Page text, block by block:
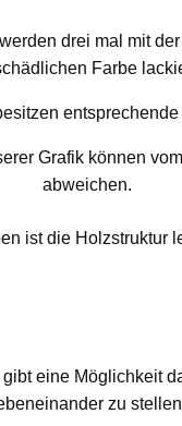
drei mal mit
Farbe
entsprechende
Grafik können
abweichen.
ist die Holzstruktur
gibt eine Möglichkeit
zu